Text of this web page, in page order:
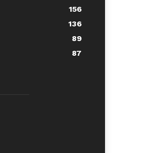
156
136
89
87